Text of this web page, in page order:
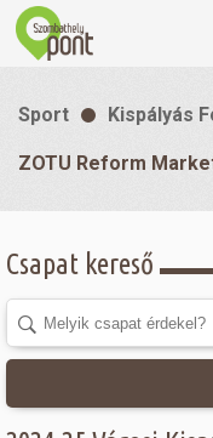
Programok
Gasztronómia
Sport Kispályás
ZOTU Reform
Csapat kereső